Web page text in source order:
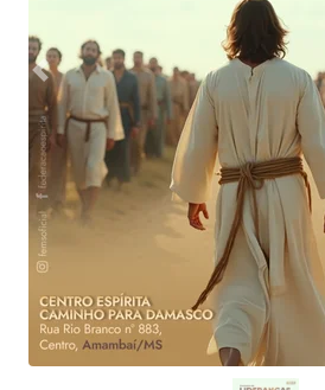
Anterior